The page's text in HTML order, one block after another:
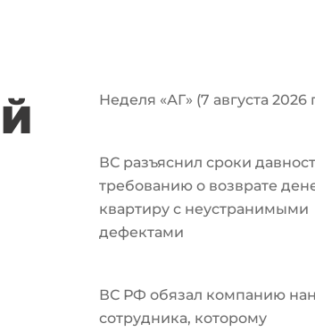
Неделя «АГ» (7 августа 2026
ВС разъяснил сроки
требованию о возврате
квартиру с неустранимыми
дефектами
ВС РФ обязал компанию
сотрудника, которому